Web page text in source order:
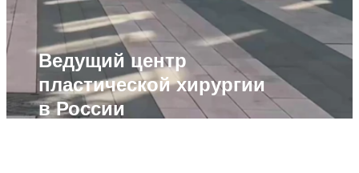
Ведущий центр
пластической хирургии
в России